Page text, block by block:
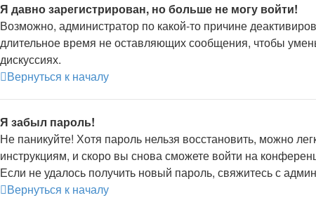
Я давно зарегистрирован, но больше не могу войти!
Возможно, администратор по какой-то причине
длительное время не оставляющих сообщения, чтобы
дискуссиях.
Вернуться к началу
Я забыл пароль!
Не паникуйте! Хотя пароль нельзя восстановить, можно
инструкциям, и скоро вы снова сможете войти на
Если не удалось получить новый пароль, свяжитесь с
Вернуться к началу